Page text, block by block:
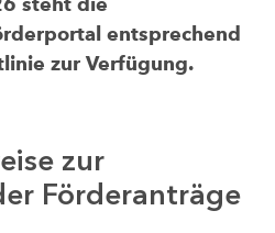
steht die
entsprechend
zur Verfügung.
zur
Förderanträge